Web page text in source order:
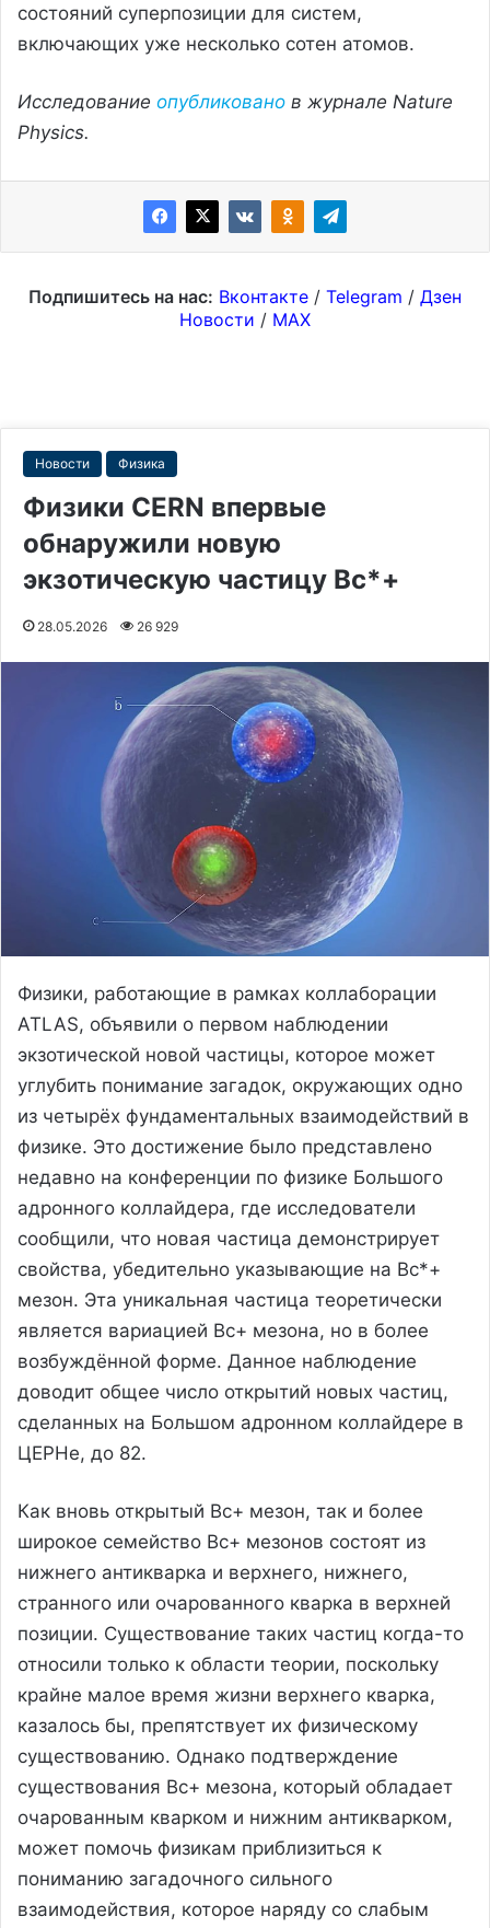
состояний суперпозиции для систем,
включающих уже несколько сотен атомов.
Исследование опубликовано в журнале Nature
Physics.
Подпишитесь на нас: Вконтакте / Telegram / Дзен
Новости / MAX